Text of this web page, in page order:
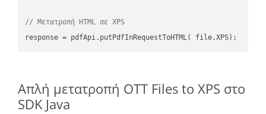
// Μετατροπή HTML σε XPS
Απλή μετατροπή OTT Files to XPS στο
SDK Java